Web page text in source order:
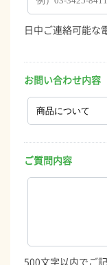
日中ご連絡可能な
お問い合わせ内容
ご質問内容
500文字以内でご